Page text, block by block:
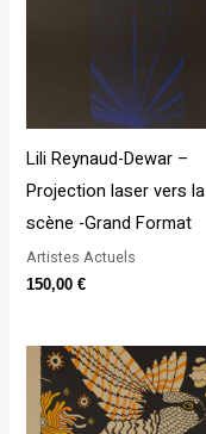
Lili Reynaud-Dewar –
Projection laser vers la
scène -Grand Format
Artistes Actuels
150,00€